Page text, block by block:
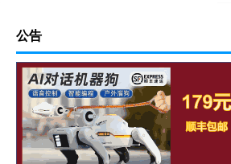
公告